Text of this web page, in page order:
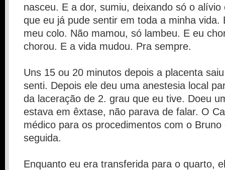
nasceu. E a dor, sumiu, deixando só o
que eu já pude sentir em toda a minha vida.
meu colo. Não mamou, só lambeu. E eu
chorou. E a vida mudou. Pra sempre.
Uns 15 ou 20 minutos depois a placenta
senti. Depois ele deu uma anestesia local
da laceração de 2. grau que eu tive. Doeu
estava em êxtase, não parava de falar. O
médico para os procedimentos com o Bruno
seguida.
Enquanto eu era transferida para o quarto,